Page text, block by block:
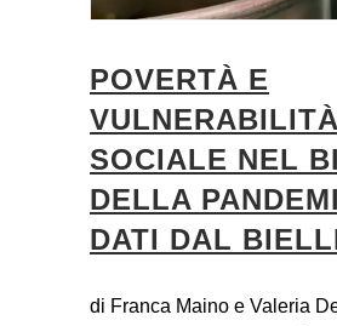
POVERTÀ E
VULNERABILITÀ
SOCIALE NEL
DELLA
DATI DAL
di Franca Maino e Valeria